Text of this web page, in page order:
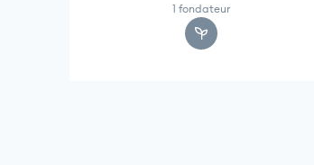
1 fondateur